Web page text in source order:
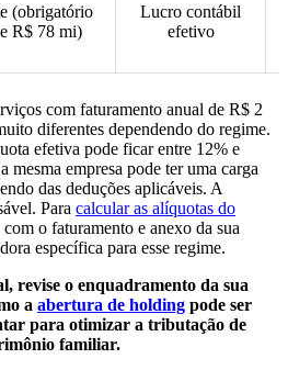
(obrigatório
R$ 78 mi)
Lucro contábil
efetivo
com faturamento anual de R$ 2
diferentes dependendo do regime.
efetiva pode ficar entre 12% e
empresa pode ter uma carga
das deduções aplicáveis. A
Para calcular as alíquotas do
o faturamento e anexo da sua
específica para esse regime.
revise o enquadramento da sua
a abertura de holding pode ser
para otimizar a tributação de
familiar.